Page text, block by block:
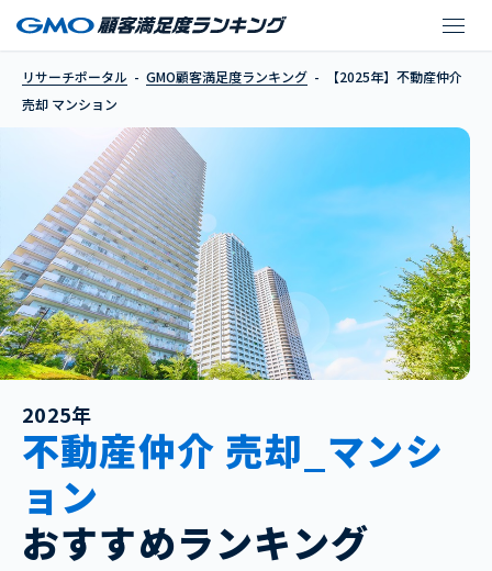
【2025年】不動産仲
リサーチポータル GMO顧客満足度ランキング
【2025年】不動産仲介
売却 マンション
2025年
不動産仲介 売却_マンシ
ョン
おすすめランキング